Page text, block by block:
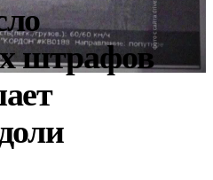
штрафов